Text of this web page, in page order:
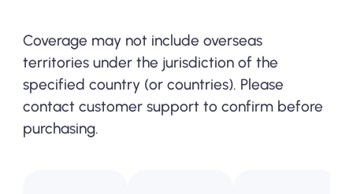
Coverage may not include overseas
territories under the jurisdiction of the
specified country (or countries). Please
contact customer support to confirm before
purchasing.